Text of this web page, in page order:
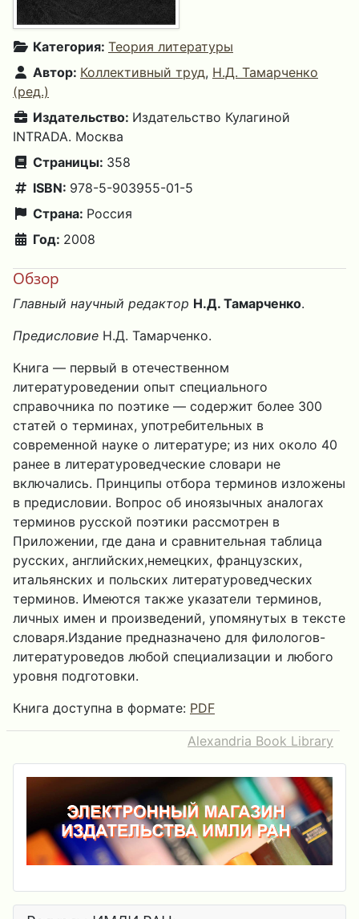
Категория: Теория литературы
Автор: Коллективный труд, Н.Д. Тамарченко
(ред.)
Издательство: Издательство Кулагиной
INTRADA. Москва
Страницы: 358
ISBN: 978-5-903955-01-5
Страна: Россия
Год: 2008
Обзор
Главный научный редактор Н.Д. Тамарченко.
Предисловие Н.Д. Тамарченко.
Книга — первый в отечественном
литературоведении опыт специального
справочника по поэтике — содержит более 300
статей о терминах, употребительных в
современной науке о литературе; из них около 40
ранее в литературоведческие словари не
включались. Принципы отбора терминов изложены
в предисловии. Вопрос об иноязычных аналогах
терминов русской поэтики рассмотрен в
Приложении, где дана и сравнительная таблица
русских, английских,немецких, французских,
итальянских и польских литературоведческих
терминов. Имеются также указатели терминов,
личных имен и произведений, упомянутых в тексте
словаря.Издание предназначено для филологов-
литературоведов любой специализации и любого
уровня подготовки.
Книга доступна в формате: PDF
Alexandria Book Library